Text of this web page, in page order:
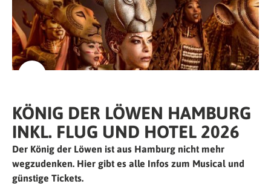
KÖNIG DER LÖWEN HAMBURG
INKL. FLUG UND HOTEL 2026
Der König der Löwen ist aus Hamburg nicht mehr
wegzudenken. Hier gibt es alle Infos zum Musical und
günstige Tickets.